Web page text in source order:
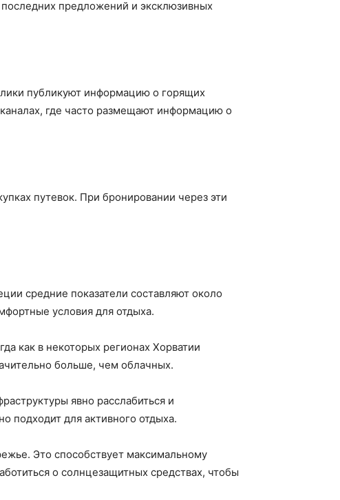
предложений и эксклюзивных
публикуют информацию о горящих
где часто размещают информацию о
путевок. При бронировании через эти
средние показатели составляют около
условия для отдыха.
как в некоторых регионах Хорватии
больше, чем облачных.
явно расслабиться и
подходит для активного отдыха.
Это способствует максимальному
о солнцезащитных средствах, чтобы